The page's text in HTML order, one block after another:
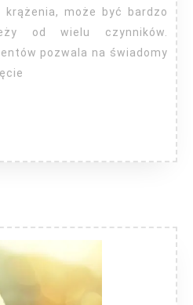
krążenia, może być bardzo
od wielu czynników.
pozwala na świadomy